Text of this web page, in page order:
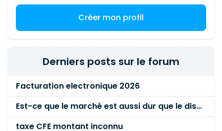
Créer mon profil
Derniers posts sur le forum
Facturation electronique 2026
Est-ce que le marché est aussi dur que le disent les commerciaux ?
taxe CFE montant inconnu